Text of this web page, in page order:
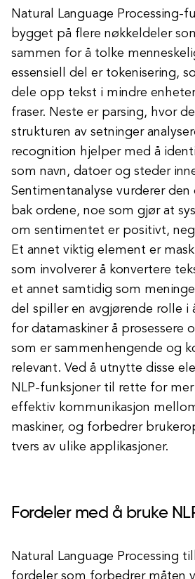
Natural Language Processing-
bygget på flere nøkkeldeler
sammen for å tolke
essensiell del er tokenisering,
dele opp tekst i mindre
fraser. Neste er parsing, hvor
strukturen av setninger
recognition hjelper med å
som navn, datoer og steder
Sentimentanalyse vurderer
bak ordene, noe som gjør at
om sentimentet er positivt,
Et annet viktig element er
som involverer å konvertere
et annet samtidig som
del spiller en avgjørende rolle i
for datamaskiner å prosessere
som er sammenhengende og
relevant. Ved å utnytte disse
NLP-funksjoner til rette for
effektiv kommunikasjon
maskiner, og forbedrer
tvers av ulike applikasjoner.
Fordeler med å bruke
Natural Language Processing
fordeler som forbedrer måten